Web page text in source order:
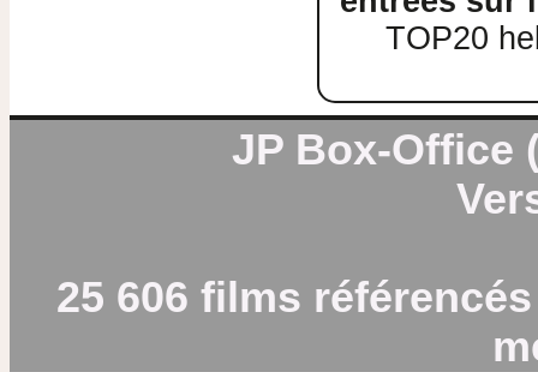
TOP20
JP Box-Office
25 606 films